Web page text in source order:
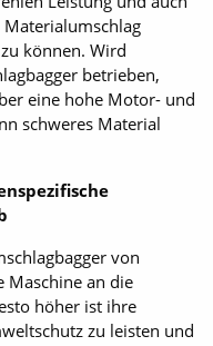
können. Wird
betrieben,
eine hohe Motor- und
schweres Material
von
Maschine an die
höher ist ihre
zu leisten und